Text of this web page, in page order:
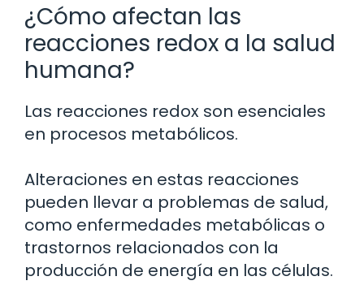
¿Cómo afectan las
reacciones redox a la salud
humana?
Las reacciones redox son esenciales
en procesos metabólicos.
Alteraciones en estas reacciones
pueden llevar a problemas de salud,
como enfermedades metabólicas o
trastornos relacionados con la
producción de energía en las células.